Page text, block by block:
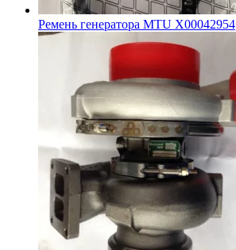
Ремень генератора MTU X00042954